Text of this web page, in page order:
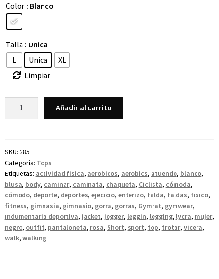
Color : Blanco
Talla : Unica
L
Unica
XL
Limpiar
Añadir al carrito
SKU: 285
Categoría: Tops
Etiquetas: actividad fisica, aerobicos, aerobics, atuendo, blanco,
blusa, body, caminar, caminata, chaqueta, Ciclista, cómoda,
cómodo, deporte, deportes, ejecicio, enterizo, falda, faldas, fisico,
fitness, gimnasia, gimnasio, gorra, gorras, Gymrat, gymwear,
Indumentaria deportiva, jacket, jogger, leggin, legging, lycra, mujer,
negro, outfit, pantaloneta, rosa, Short, sport, top, trotar, vicera,
walk, walking